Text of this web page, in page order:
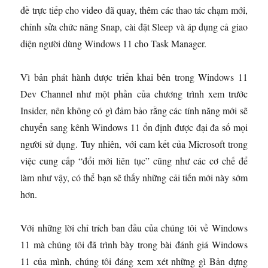
đề trực tiếp cho video đã quay, thêm các thao tác chạm mới,
chỉnh sửa chức năng Snap, cài đặt Sleep và áp dụng cả giao
diện người dùng Windows 11 cho Task Manager.
Vì bản phát hành được triển khai bên trong Windows 11
Dev Channel như một phần của chương trình xem trước
Insider, nên không có gì đảm bảo rằng các tính năng mới sẽ
chuyển sang kênh Windows 11 ổn định được đại đa số mọi
người sử dụng. Tuy nhiên, với cam kết của Microsoft trong
việc cung cấp “đổi mới liên tục” cũng như các cơ chế để
làm như vậy, có thể bạn sẽ thấy những cải tiến mới này sớm
hơn.
Với những lời chỉ trích ban đầu của chúng tôi về Windows
11 mà chúng tôi đã trình bày trong bài đánh giá Windows
11 của mình, chúng tôi đáng xem xét những gì Bản dựng